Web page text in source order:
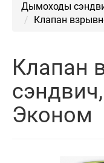
Дымоходы
Клапан
Клапан
Эконом